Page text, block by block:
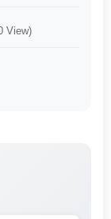
View)